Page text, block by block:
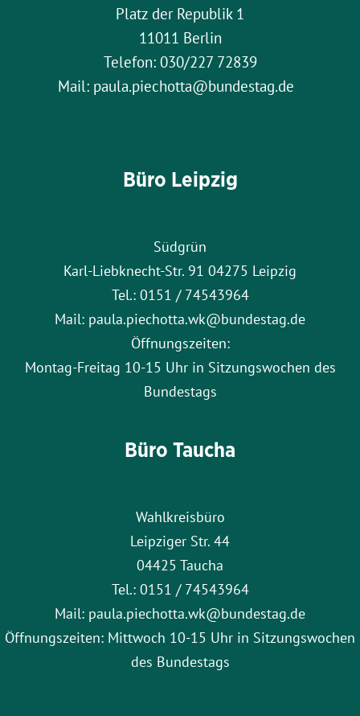
Platz der Republik 1
11011 Berlin
Telefon: 030/227 72839
Mail: paula.piechotta@bundestag.de
Büro Leipzig
Südgrün
Karl-Liebknecht-Str. 91 04275 Leipzig
Tel.: 0151 / 74543964
Mail: paula.piechotta.wk@bundestag.de
Öffnungszeiten:
Montag-Freitag 10-15 Uhr in Sitzungswochen des
Bundestags
Büro Taucha
Wahlkreisbüro
Leipziger Str. 44
04425 Taucha
Tel.: 0151 / 74543964
Mail: paula.piechotta.wk@bundestag.de
Öffnungszeiten: Mittwoch 10-15 Uhr in Sitzungswochen
des Bundestags